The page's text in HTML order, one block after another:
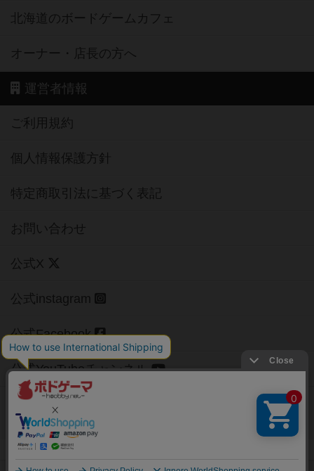
北海道のボードゲームカフェ
オーナー・店長の方へ
運営者情報
ご利用規約
個人情報保護方針
特定商取引法に基づく表記
お問い合わせ
公式X
公式instagram
公式Facebook
公式YouTubeチャンネル